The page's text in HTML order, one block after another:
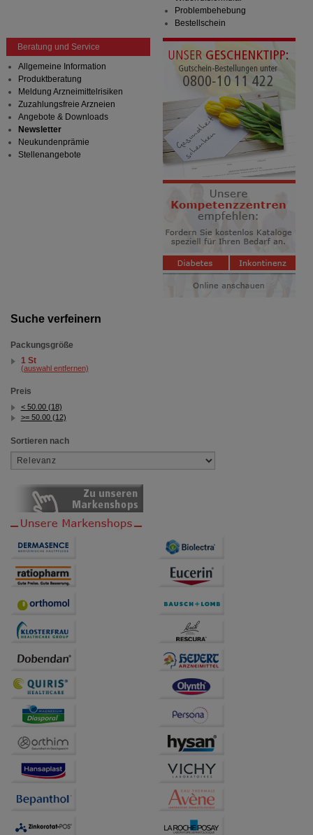
Suche verfeinern
Packungsgröße
1 St
(auswahl entfernen)
Preis
< 50.00 (18)
>= 50.00 (12)
Sortieren nach
Problembehebung
Bestellschein
Beratung und Service
Allgemeine Information
Produktberatung
Meldung Arzneimittelrisiken
Zuzahlungsfreie Arzneien
Angebote & Downloads
Newsletter
Neukundenprämie
Stellenangebote